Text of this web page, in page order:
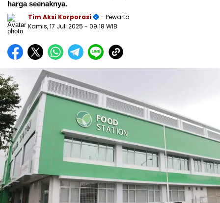
harga seenaknya.
Tim Aksi Korporasi
- Pewarta
Kamis, 17 Juli 2025 - 09:18 WIB